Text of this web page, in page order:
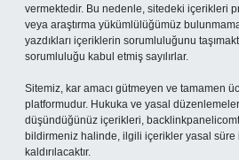
vermektedir. Bu nedenle, sitedeki içerikleri
veya araştırma yükümlülüğümüz
yazdıkları içeriklerin sorumluluğunu
sorumluluğu kabul etmiş sayılırlar.
Sitemiz, kar amacı gütmeyen ve tamamen
platformudur. Hukuka ve yasal
düşündüğünüz içerikleri,
bildirmeniz halinde, ilgili içerikler yasal süre
kaldırılacaktır.